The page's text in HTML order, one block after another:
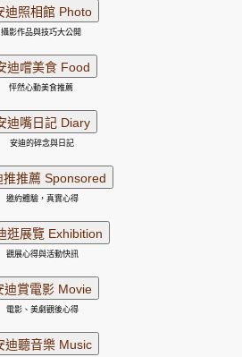
攝影作品與技巧大公開
怦然心動美食推薦
安迪的碎念與日記
邀約體驗，真實心得
觀展心得與活動快訊
電影、美劇觀後心得